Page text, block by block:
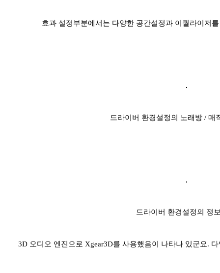
효과 설정부분에서는 다양한 공간설정과 이퀄라이저
드라이버 환경설정의 노래방 / 매
드라이버 환경설정의 정
3D 오디오 엔진으로 Xgear3D를 사용했음이 나타나 있군요.